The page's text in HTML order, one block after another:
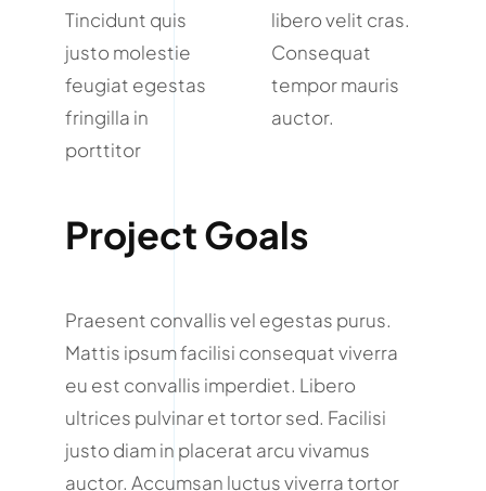
Tincidunt quis
justo molestie
feugiat egestas
fringilla in
porttitor
libero velit cras.
Consequat
tempor mauris
auctor.
Project Goals
Praesent convallis vel egestas purus.
Mattis ipsum facilisi consequat viverra
eu est convallis imperdiet. Libero
ultrices pulvinar et tortor sed. Facilisi
justo diam in placerat arcu vivamus
auctor. Accumsan luctus viverra tortor